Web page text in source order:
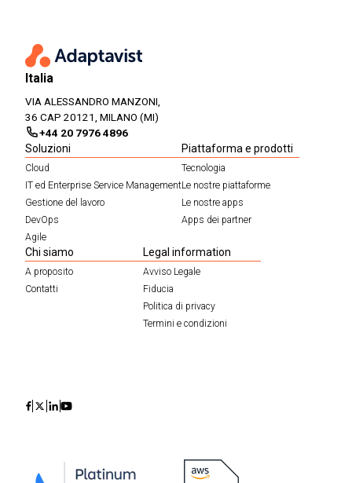
Italia
VIA ALESSANDRO MANZONI,
36 CAP 20121, MILANO (MI)
+44 20 7976 4896
Soluzioni
Cloud
IT ed Enterprise Service Management
Gestione del lavoro
DevOps
Agile
Piattaforma e prodotti
Tecnologia
Le nostre piattaforme
Le nostre apps
Apps dei partner
Chi siamo
A proposito
Contatti
Legal information
Avviso Legale
Fiducia
Politica di privacy
Termini e condizioni
IconIconIconIcon